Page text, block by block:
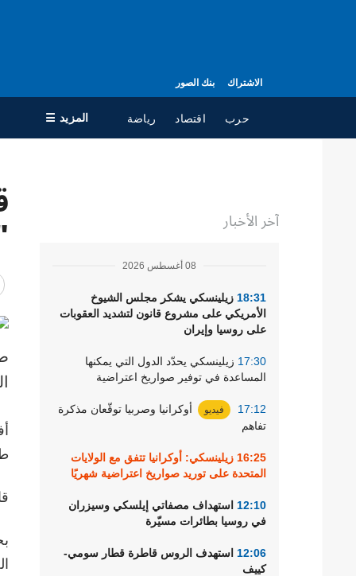
الاشتراك بنك الصور
حرب اقتصاد رياضة المزيد ☰
حرب
تعافي أوكرانيا
مجتمع
رياضة
آخر الأخبار
08 أغسطس 2026
18:31 زيلينسكي يشكر مجلس الشيوخ
الأمريكي على مشروع قانون لتشديد العقوبات
على روسيا وإيران
17:30 زيلينسكي يحدّد الدول التي يمكنها
المساعدة في توفير صواريخ اعتراضية
17:12 فيديو
أوكرانيا وصربيا توقّعان مذكرة
تفاهم
16:25 زيلينسكي: أوكرانيا تتفق مع الولايات
المتحدة على توريد صواريخ اعتراضية شهريًا
12:10 استهداف مصفاتي إيلسكي وسيزران
في روسيا بطائرات مسيّرة
12:06 استهدف الروس قاطرة قطار سومي-
كييف